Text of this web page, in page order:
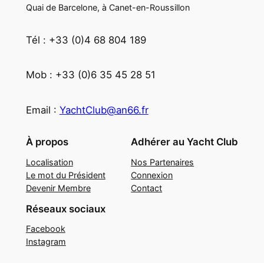
Quai de Barcelone, à Canet-en-Roussillon
Tél : +33 (0)4 68 804 189
Mob : +33 (0)6 35 45 28 51
Email : YachtClub@an66.fr
À propos
Localisation
Le mot du Président
Devenir Membre
Adhérer au Yacht Club
Nos Partenaires
Connexion
Contact
Réseaux sociaux
Facebook
Instagram